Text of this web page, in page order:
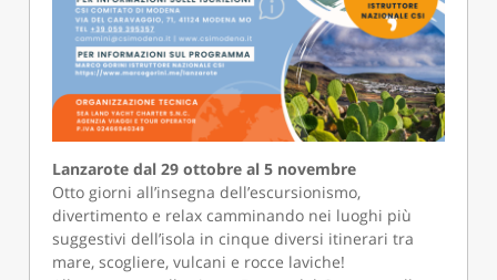
Lanzarote dal 29 ottobre al 5 novembre
Otto giorni all’insegna dell’escursionismo,
divertimento e relax camminando nei luoghi più
suggestivi dell’isola in cinque diversi itinerari tra
mare, scogliere, vulcani e rocce laviche!